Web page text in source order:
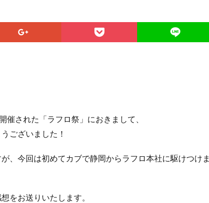
された「ラフロ祭」におきまして、
ございました！
、今回は初めてカブで静岡からラフロ本社に駆けつけま
をお送りいたします。